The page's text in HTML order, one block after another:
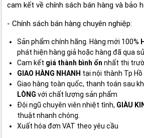
cam kết về chính sách bán hàng và bảo
- Chính sách bán hàng chuyên nghiệp:
Sản phẩm chính hãng. Hàng mới 100%
phát hiện hàng giả hoặc hàng đã qua
Cam kết giá thành bình ổn nhất thị
GIAO HÀNG NHANH tại nội thành Tp Hồ
Giao hàng toàn quốc, thanh toán sau
LÒNG với chất lượng sản phẩm
Đội ngũ chuyên viên nhiệt tình, GIÀU
thuật nhanh chóng.
Xuất hóa đơn VAT theo yêu cầu